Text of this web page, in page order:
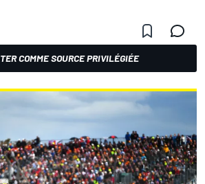
COMME SOURCE PRIVILÉGIÉE